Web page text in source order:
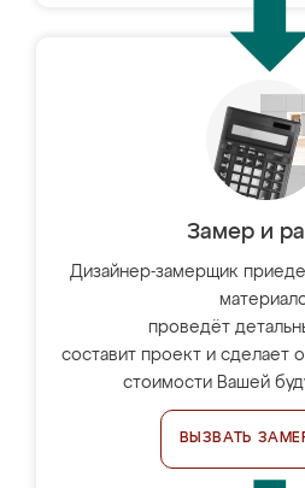
Замер и
Дизайнер-замерщик
проведёт
составит проект и сделает
стоимости Вашей
ВЫЗВАТЬ